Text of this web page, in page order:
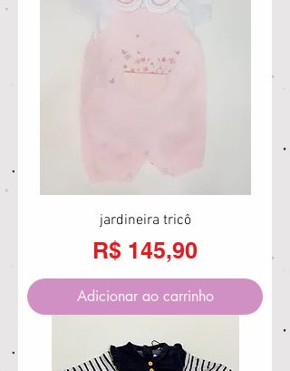
jardineira tricô
Preço
R$ 145,90
Adicionar ao carrinho